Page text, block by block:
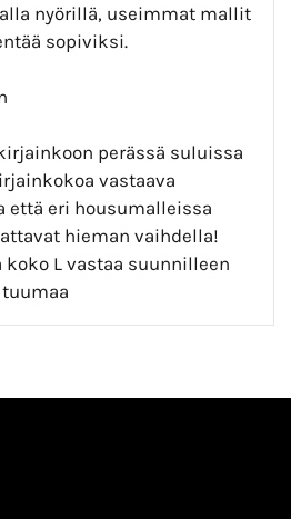
nyörillä, useimmat mallit
sopiviksi.
perässä suluissa
vastaava
että eri housumalleissa
hieman vaihdella!
L vastaa suunnilleen